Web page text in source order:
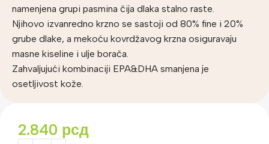
namenjena grupi pasmina čija dlaka stalno raste.
Njihovo izvanredno krzno se sastoji od 80% fine i 20%
grube dlake, a mekoću kovrdžavog krzna osiguravaju
masne kiseline i ulje borača.
Zahvaljujući kombinaciji EPA&DHA smanjena je
osetljivost kože.
2.840 рсд